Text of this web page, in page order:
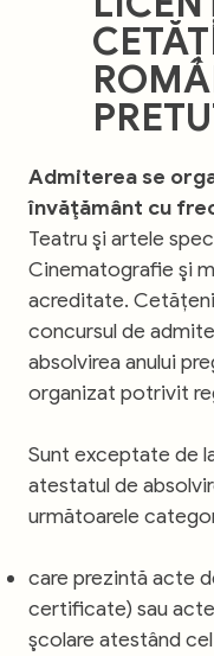
Admiterea se
învăţământ cu
Teatru şi artele
Cinematografie şi
acreditate.
concursul de
absolvirea anului
organizat potrivit
Sunt exceptate de
atestatul de
următoarele
care prezintă acte
certificate) sau
şcolare atestând